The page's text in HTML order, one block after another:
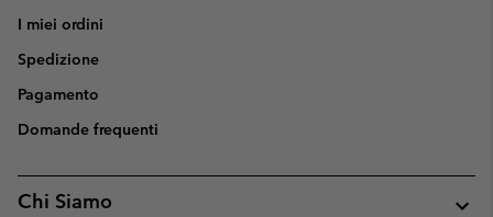
I miei ordini
Spedizione
Pagamento
Domande frequenti
Chi Siamo